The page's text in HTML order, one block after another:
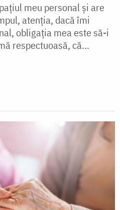
meu personal și are
atenția, dacă îmi
obligația mea este să-i
respectuoasă, că...